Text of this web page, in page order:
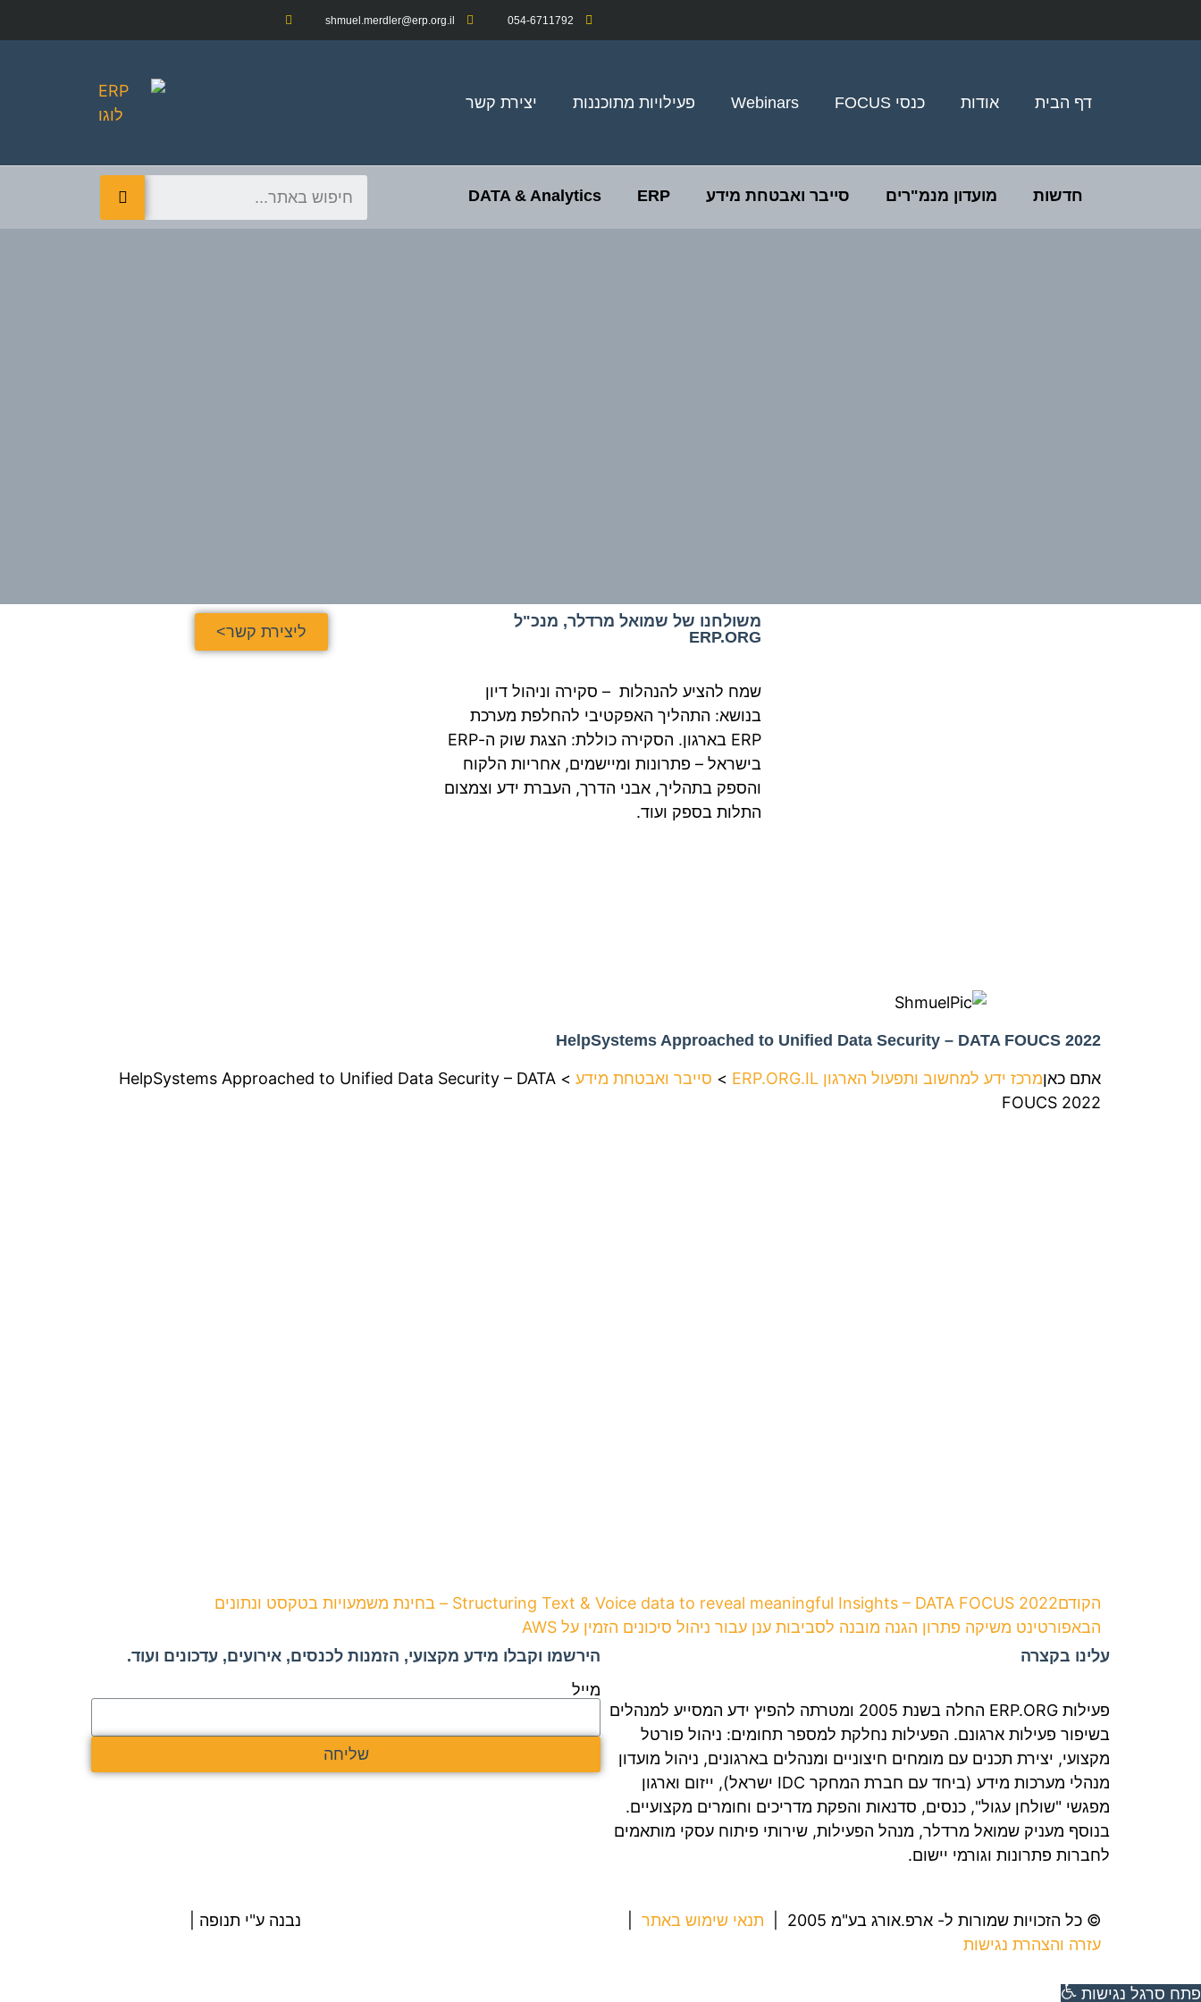
054-6711792
shmuel.merdler@erp.org.il
דף הבית אודות כנסי FOCUS Webinars פעילויות מתוכננות יצירת קשר
חדשות מועדון מנמ"רים סייבר ואבטחת מידע ERP
DATA & Analytics
משולחנו של שמואל מרדלר, מנכ"ל
ERP.ORG
שמח להציע להנהלות – סקירה וניהול דיון
בנושא: התהליך האפקטיבי להחלפת מערכת
ERP בארגון. הסקירה כוללת: הצגת שוק ה-ERP
בישראל – פתרונות ומיישמים, אחריות הלקוח
והספק בתהליך, אבני הדרך, העברת ידע וצמצום
התלות בספק ועוד.
ליצירת קשר>
HelpSystems Approached to Unified Data Security – DATA FOUCS 2022
אתם כאןמרכז ידע למחשוב ותפעול הארגון ERP.ORG.IL > סייבר ואבטחת מידע >
HelpSystems Approached to Unified Data Security – DATA
FOUCS 2022
הקודםStructuring Text & Voice data to reveal meaningful Insights – DATA FOCUS 2022 – בחינת משמעויות בטקסט ונתונים
הבאפורטינט משיקה פתרון הגנה מובנה לסביבות ענן עבור ניהול סיכונים הזמין על AWS
עלינו בקצרה
פעילות ERP.ORG החלה בשנת 2005 ומטרתה להפיץ ידע המסייע למנהלים
בשיפור פעילות ארגונם. הפעילות נחלקת למספר תחומים: ניהול פורטל
מקצועי, יצירת תכנים עם מומחים חיצוניים ומנהלים בארגונים, ניהול מועדון
מנהלי מערכות מידע (ביחד עם חברת המחקר IDC ישראל), ייזום וארגון
מפגשי "שולחן עגול", כנסים, סדנאות והפקת מדריכים וחומרים מקצועיים.
בנוסף מעניק שמואל מרדלר, מנהל הפעילות, שירותי פיתוח עסקי מותאמים
לחברות פתרונות וגורמי יישום.
הירשמו וקבלו מידע מקצועי, הזמנות לכנסים, אירועים, עדכונים ועוד.
מייל
שליחה
© כל הזכויות שמורות ל- ארפ.אורג בע"מ 2005 | תנאי שימוש באתר
עזרה והצהרת נגישות
נבנה ע"י תנופה |
פתח סרגל נגישות